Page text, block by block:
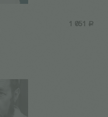
1 051 Р